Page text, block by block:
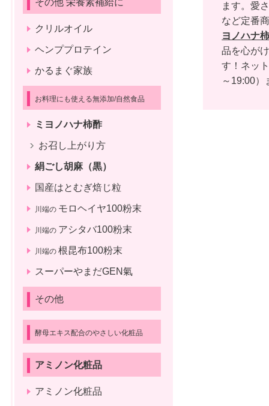
ます。愛
など定番
ヨノハナ
品を心が
す！ネッ
～19:00）
クリルオイル
ヘンププロテイン
かるまぐ家族
お料理にも使える無添加/自然食品
ミヨノハナ柿酢
お召し上がり方
絹ごし胡麻（黒）
国産はとむぎ焙じ粒
川端の モロヘイヤ100粉末
川端の アシタバ100粉末
川端の 根昆布100粉末
スーパーやまだGEN氣
その他
酵母エキス配合のやさしい化粧品
アミノン化粧品
アミノン化粧品